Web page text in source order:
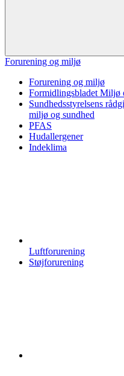
Forurening og miljø
Forurening og miljø
Formidlingsbladet Miljø
Sundhedsstyrelsens
miljø og sundhed
PFAS
Hudallergener
Indeklima
Luftforurening
Støjforurening